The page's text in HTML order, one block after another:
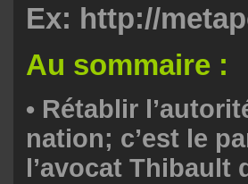
Ex: http://
Au sommaire :
• Rétablir
nation; c’est le
l’avocat Thibault